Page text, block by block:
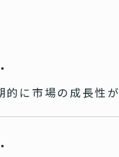
的に市場の成長性が